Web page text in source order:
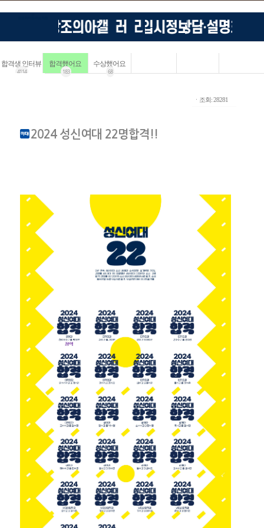
합격생 인터뷰
4114
합격했어요
183
수상했어요
68
ㆍ조회: 28281
2024 성신여대 22명합격!!